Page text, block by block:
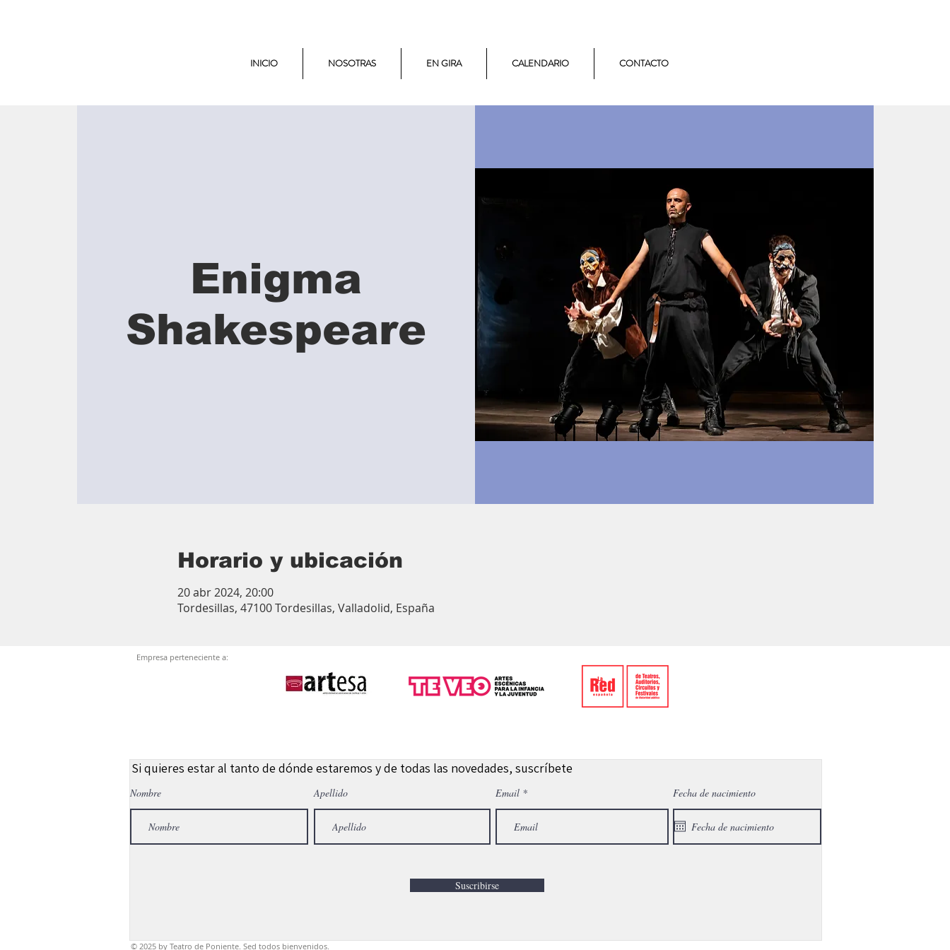
Enigma
Shakespeare
Horario y ubicación
20 abr 2024, 20:00
Tordesillas, 47100 Tordesillas, Valladolid, España
INICIO NOSOTRAS EN GIRA CALENDARIO CONTACTO
Empresa perteneciente a:
Si quieres estar al tanto de dónde estaremos y de todas las novedades, suscríbete
Nombre Apellido Email Fecha de nacimiento
Suscribirse
© 2025 by Teatro de Poniente. Sed todos bienvenidos.